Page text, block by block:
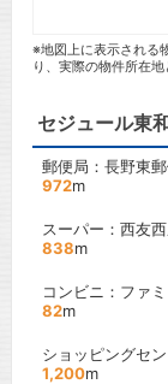
※地図上に表示される
り、実際の物件所在地
セジュール東
郵便局：長野東
972m
スーパー：西友
838m
コンビニ：ファ
82m
ショッピングセ
1,200m